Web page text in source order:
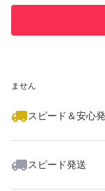
ません
スピード＆安心
スピード発送